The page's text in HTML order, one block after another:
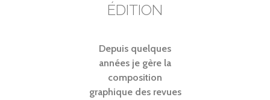
ÉDITION
Depuis quelques
années je gère la
composition
graphique des revues